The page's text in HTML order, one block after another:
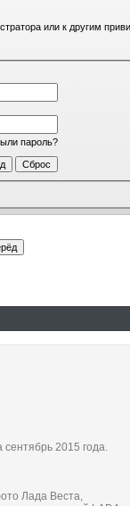
или к другим
пароль?
2015 года.
Лада Веста,